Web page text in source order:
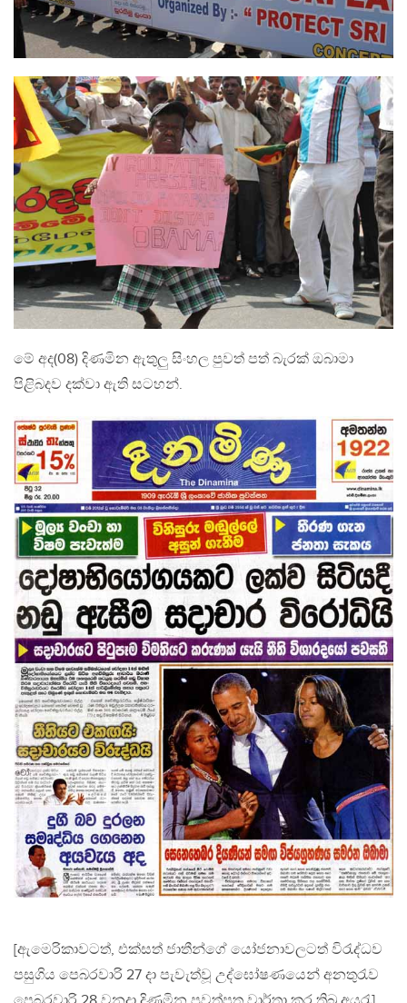
මේ අද(08) දිණමින ඇතුලු සිංහල පුවත් පත් බැරක් ඔබාමා
පිළිබදව දක්වා ඇති සටහන්.
[ඇමෙරිකාවටත්, එක්සත් ජාතීන්ගේ යෝජනාවලටත් විරැද්ධව
පසුගිය පෙබරවාරි 27 දා පැවැත්වූ උද්ඝෝෂණයෙන් අනතුරැව